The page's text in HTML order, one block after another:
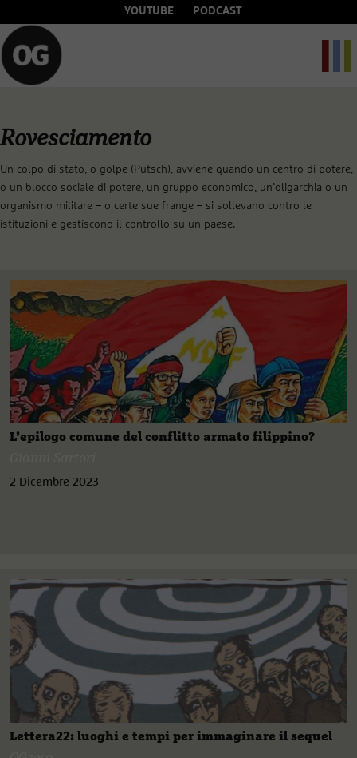
YOUTUBE PODCAST
Rovesciamento
Un colpo di stato, o golpe (Putsch), avviene quando un centro di potere,
o un blocco sociale di potere, un gruppo economico, un’oligarchia o un
organismo militare – o certe sue frange – si sollevano contro le
istituzioni e gestiscono il controllo su un paese.
L’epilogo comune del conflitto armato filippino?
2 Dicembre 2023
Lettera22: luoghi e tempi per immaginare il sequel